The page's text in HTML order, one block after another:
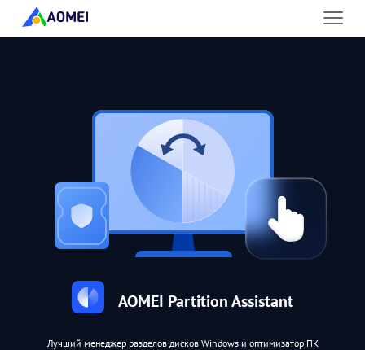
AOMEI Partition Assistant
Лучший менеджер разделов дисков Windows и оптимизатор ПК